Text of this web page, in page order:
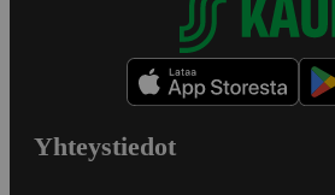
Yhteystiedot